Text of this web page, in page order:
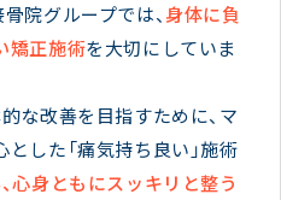
院グループでは、身体に負
矯正施術を大切にしていま
な改善を目指すために、マ
した「痛気持ち良い」施術
心身ともにスッキリと整う